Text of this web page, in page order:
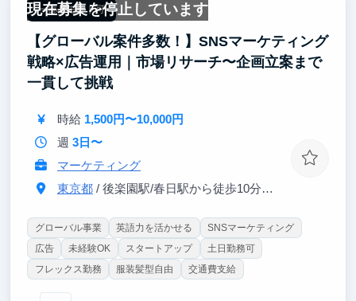
▼クリエイティブ企画力
レベル： 誰に・何を・どう伝えるかを考え抜き、
「人の心を動かす広告」のキャッチコピーやコンセプ
トを自ら企画立案できる状態になります。
レベル： データを見て、何が良くて何が悪いのかを
特定し、「次は何をすべきか」を数字に基づいて自分
の言葉で提案できる状態になります。
現在募集を停止しています
一部リモート可
【グローバル案件多数！】SNSマーケティング
戦略×広告運用｜市場リサーチ〜企画立案まで
一貫して挑戦
時給 1,500円〜10,000円
週 3日〜
マーケティング
東京都/ 後楽園駅/春日駅から徒歩10分 伝通院前バス停から徒歩1分
グローバル事業 英語力を活かせる
SNSマーケティング
広告
未経験OK スタートアップ
土日勤務可
フレックス勤務
服装髪型自由 交通費支給